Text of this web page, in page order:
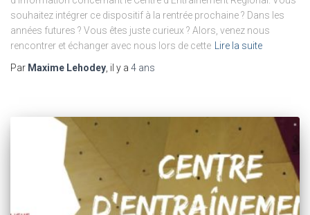
souhaitez intégrer ce dispositif à la rentrée prochaine ? Dans les
années futures ? Vous êtes juste curieux ? Alors, venez nous
rencontrer et échanger avec nous lors de cette
Lire la suite
Par Maxime Lehodey , il y a 4 ans